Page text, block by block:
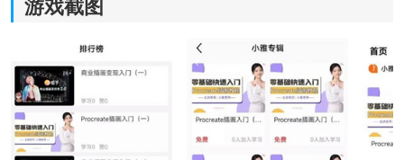
*内置了丰富的功能和工具，包括画笔、颜色调整、图层
*采用简洁直观的界面
，使用户能够迅速找到所需功
能，并且操作起来非常方便。
*无论是插画初学者还是有一定基础的人员，都可以轻松
游戏截图